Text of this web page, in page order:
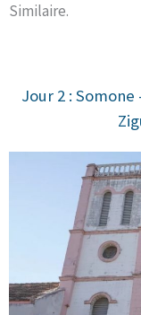
Similaire.
Jour 2 :